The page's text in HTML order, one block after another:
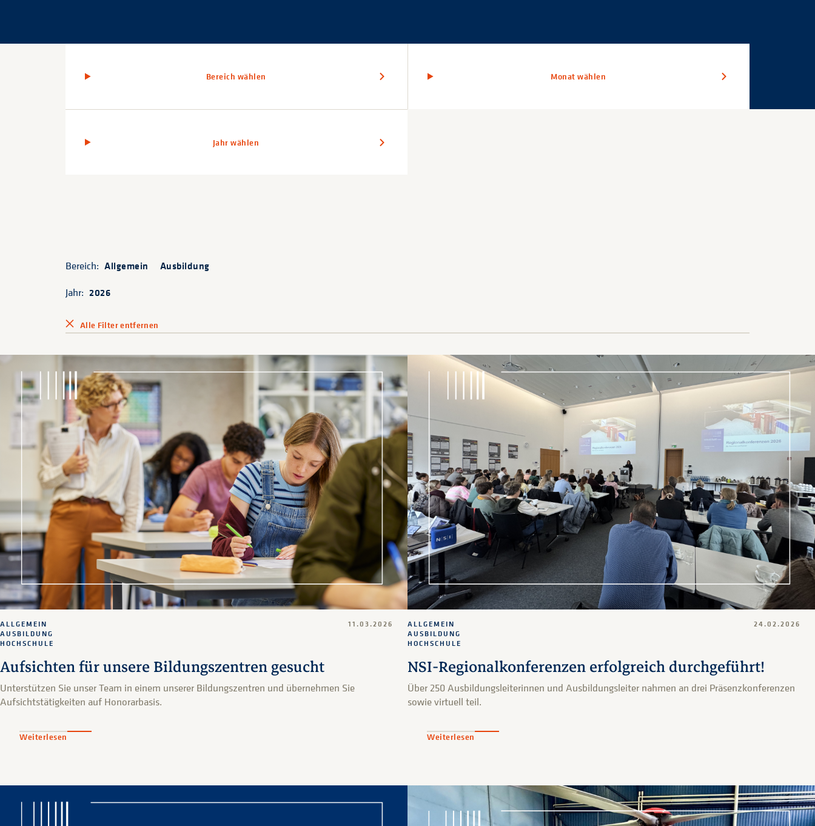
Bereich wählen Monat wählen
Jahr wählen
Bereich: Allgemein
Ausbildung
Jahr: 2026
Alle Filter entfernen
Aufsichten für unsere Bildungszentren gesucht
ALLGEMEIN
AUSBILDUNG
HOCHSCHULE
11.03.2026
Unterstützen Sie unser Team in einem unserer Bildungszentren und übernehmen Sie
Aufsichtstätigkeiten auf Honorarbasis.
Weiterlesen
NSI-Regionalkonferenzen erfolgreich durchgeführt!
ALLGEMEIN
AUSBILDUNG
HOCHSCHULE
24.02.2026
Über 250 Ausbildungsleiterinnen und Ausbildungsleiter nahmen an drei Präsenzkonferenzen
sowie virtuell teil.
Weiterlesen